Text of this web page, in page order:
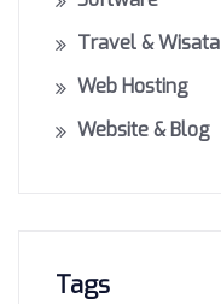
Travel & Wisata
Web Hosting
Website & Blog
Tags